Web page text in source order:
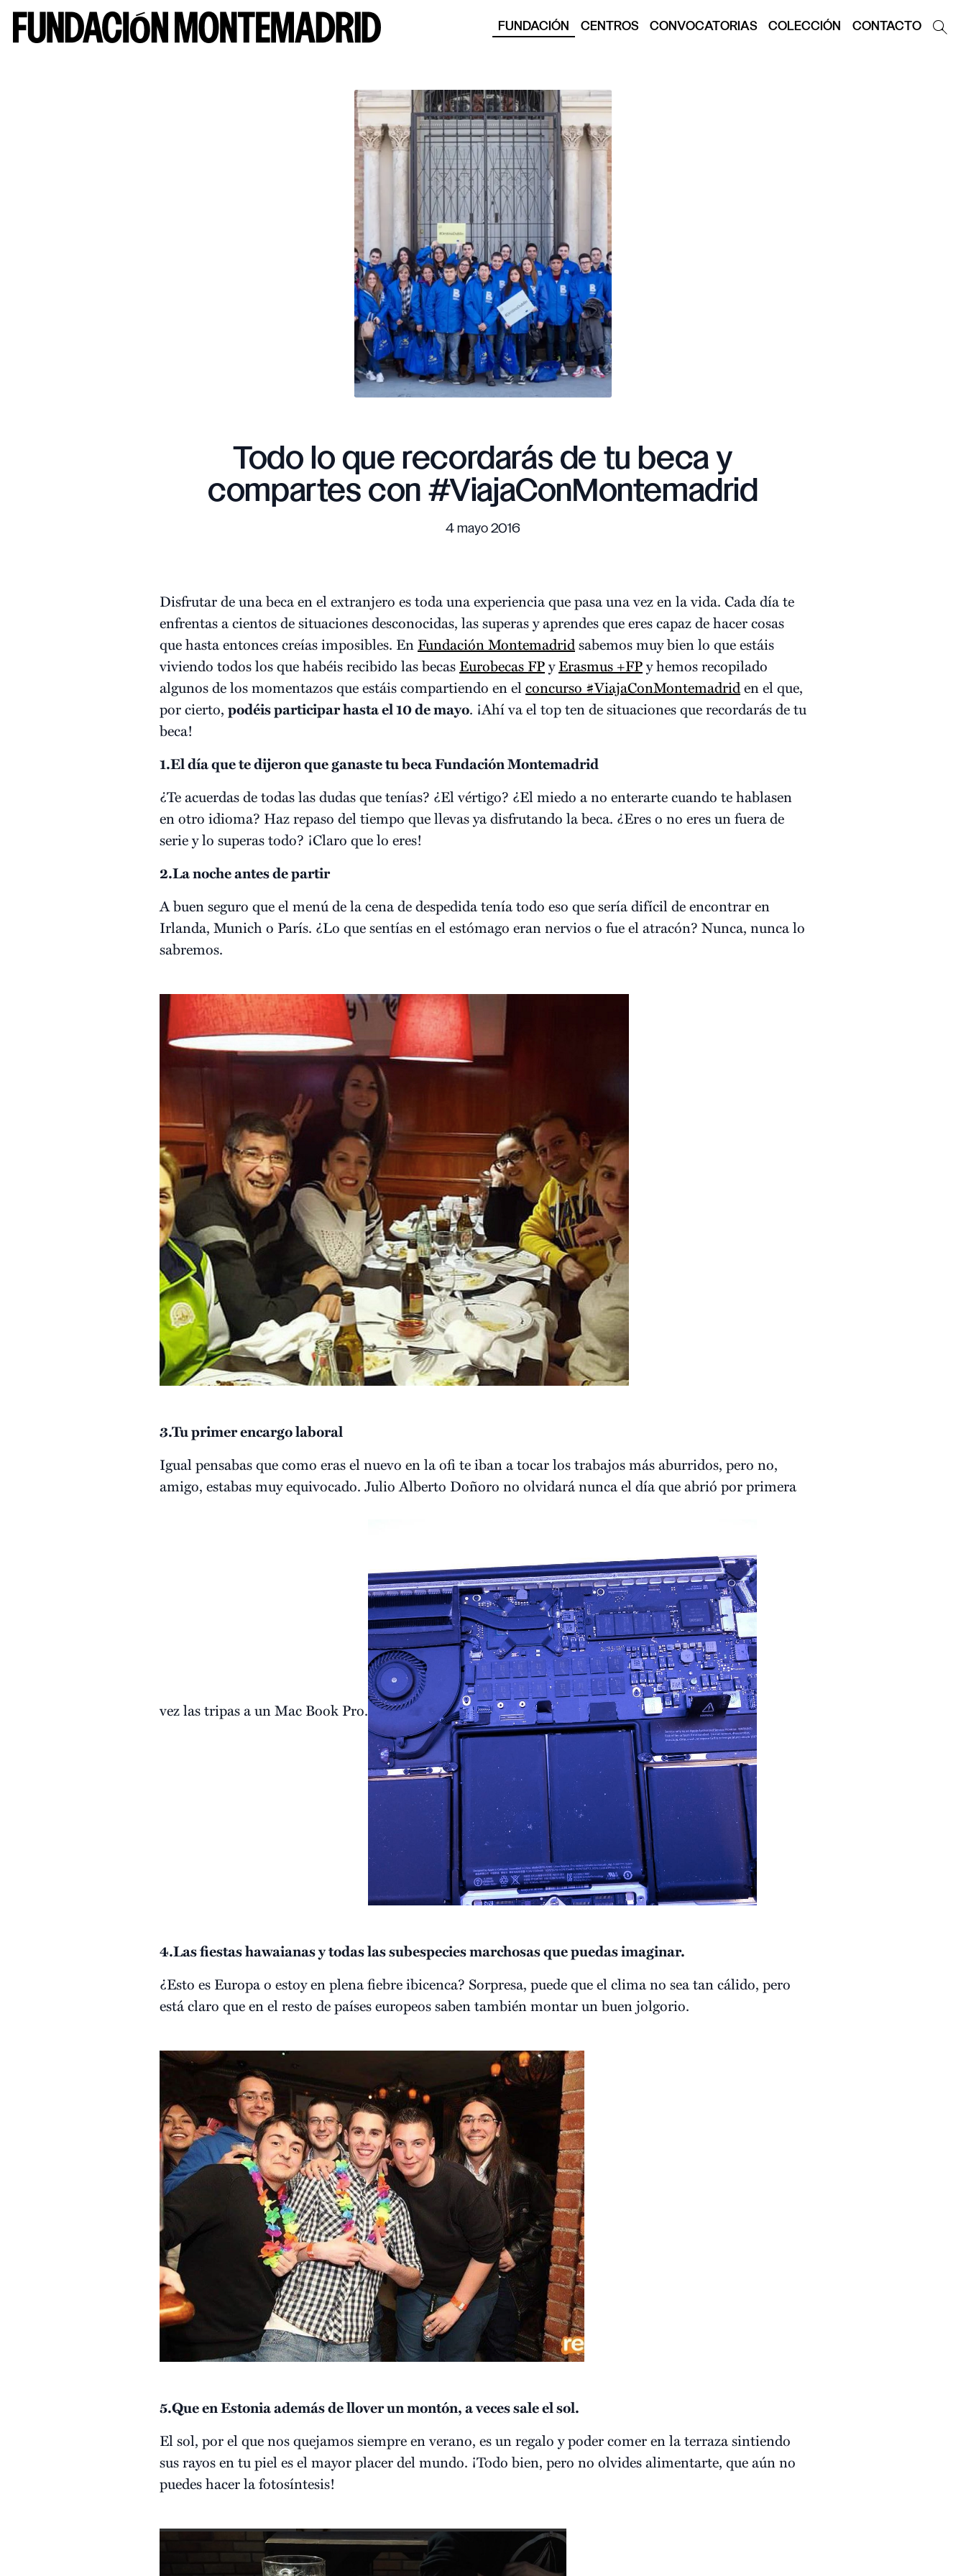
FUNDACIÓN CENTROS CONVOCATORIAS COLECCIÓN CONTACTO
Todo lo que recordarás de tu beca y
compartes con #ViajaConMontemadrid
4 mayo 2016
Disfrutar de una beca en el extranjero es toda una experiencia que pasa una vez en la vida. Cada día te
enfrentas a cientos de situaciones desconocidas, las superas y aprendes que eres capaz de hacer cosas
que hasta entonces creías imposibles. En Fundación Montemadridsabemos muy bien lo que estáis
viviendo todos los que habéis recibido las becas Eurobecas FPyErasmus +FPy hemos recopilado
algunos de los momentazos que estáis compartiendo en elconcurso #ViajaConMontemadriden el que,
por cierto, podéis participar hasta el 10 de mayo. ¡Ahí va el top ten de situaciones que recordarás de tu
beca!
1.El día que te dijeron que ganaste tu beca Fundación Montemadrid
¿Te acuerdas de todas las dudas que tenías? ¿El vértigo? ¿El miedo a no enterarte cuando te hablasen
en otro idioma? Haz repaso del tiempo que llevas ya disfrutando la beca. ¿Eres o no eres un fuera de
serie y lo superas todo? ¡Claro que lo eres!
2.La noche antes de partir
A buen seguro que el menú de la cena de despedida tenía todo eso que sería difícil de encontrar en
Irlanda, Munich o París. ¿Lo que sentías en el estómago eran nervios o fue el atracón? Nunca, nunca lo
sabremos.
3.Tu primer encargo laboral
Igual pensabas que como eras el nuevo en la ofi te iban a tocar los trabajos más aburridos, pero no,
amigo, estabas muy equivocado. Julio Alberto Doñoro no olvidará nunca el día que abrió por primera
vez las tripas a un Mac Book Pro.
4.Las fiestas hawaianas y todas las subespecies marchosas que puedas imaginar.
¿Esto es Europa o estoy en plena fiebre ibicenca? Sorpresa, puede que el clima no sea tan cálido, pero
está claro que en el resto de países europeos saben también montar un buen jolgorio.
5.Que en Estonia además de llover un montón, a veces sale el sol.
El sol, por el que nos quejamos siempre en verano, es un regalo y poder comer en la terraza sintiendo
sus rayos en tu piel es el mayor placer del mundo. ¡Todo bien, pero no olvides alimentarte, que aún no
puedes hacer la fotosíntesis!